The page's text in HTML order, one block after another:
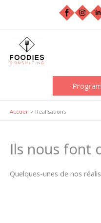
Accueil > Réalisations
Ils nous font
Quelques-unes de nos